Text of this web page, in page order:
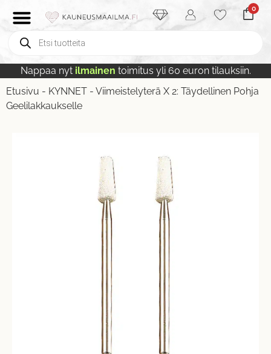
0
Nappaa nyt ilmainen toimitus yli 60 euron tilauksiin.
Etusivu - KYNNET - Viimeistelyterä X 2: Täydellinen Pohja
Geelilakkaukselle